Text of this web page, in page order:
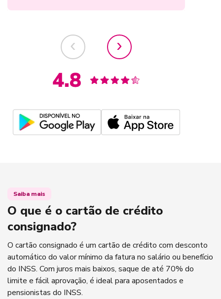
‹ ›
Saiba mais
O que é o cartão de crédito
consignado?
O cartão consignado é um cartão de crédito com desconto
automático do valor mínimo da fatura no salário ou benefício
do INSS. Com juros mais baixos, saque de até 70% do
limite e fácil aprovação, é ideal para aposentados e
pensionistas do INSS.